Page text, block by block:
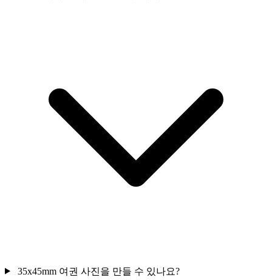
35x45mm 여권 사진을 만들 수 있나요?